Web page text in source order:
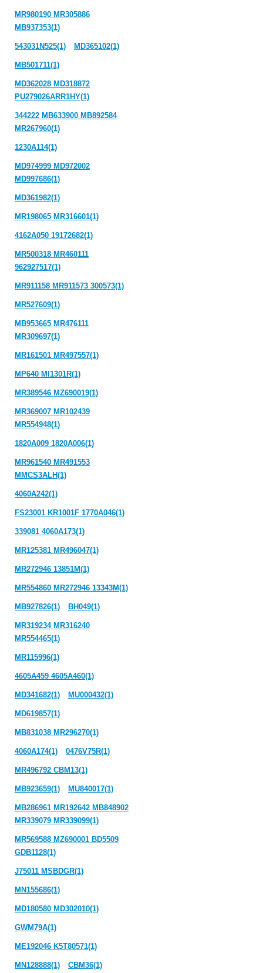
MR980190 MR305886
MB937353(1)
543031N525(1) MD365102(1)
MB501711(1)
MD362028 MD318872
PU279026ARR1HY(1)
344222 MB633900 MB892584
MR267960(1)
1230A114(1)
MD974999 MD972002
MD997686(1)
MD361982(1)
MR198065 MR316601(1)
4162A050 19172682(1)
MR500318 MR460111
962927517(1)
MR911158 MR911573 300573(1)
MR527609(1)
MB953665 MR476111
MR309697(1)
MR161501 MR497557(1)
MP640 MI1301R(1)
MR389546 MZ690019(1)
MR369007 MR102439
MR554948(1)
1820A009 1820A006(1)
MR961540 MR491553
MMCS3ALH(1)
4060A242(1)
FS23001 KR1001F 1770A046(1)
339081 4060A173(1)
MR125381 MR496047(1)
MR272946 13851M(1)
MR554860 MR272946 13343M(1)
MB927826(1) BH049(1)
MR319234 MR316240
MR554465(1)
MR115996(1)
4605A459 4605A460(1)
MD341682(1) MU000432(1)
MD619857(1)
MB831038 MR296270(1)
4060A174(1) 0476V75R(1)
MR496792 CBM13(1)
MB923659(1) MU840017(1)
MB286961 MR192642 MB848902
MR339079 MR339099(1)
MR569588 MZ690001 BD5509
GDB1128(1)
J75011 MSBDGR(1)
MN155686(1)
MD180580 MD302010(1)
GWM79A(1)
ME192046 K5T80571(1)
MN128888(1) CBM36(1)